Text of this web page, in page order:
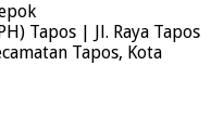
Tapos | Jl. Raya Tapos
Tapos, Kota